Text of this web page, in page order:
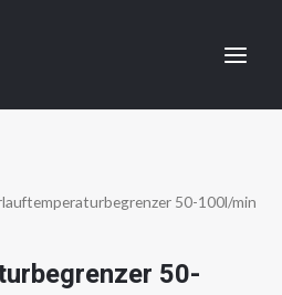
50-100l/min
50-